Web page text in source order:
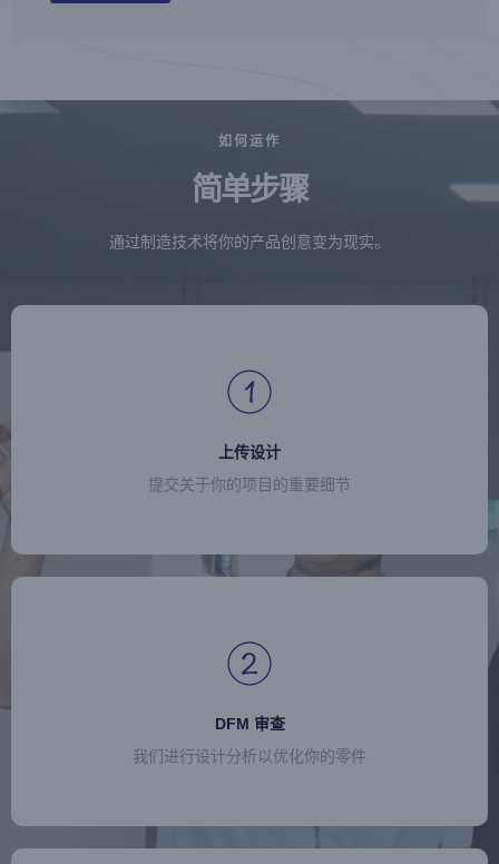
如何运作
简单步骤
通过制造技术将你的产品创意变为现实。
上传设计
提交关于你的项目的重要细节
DFM 审查
我们进行设计分析以优化你的零件